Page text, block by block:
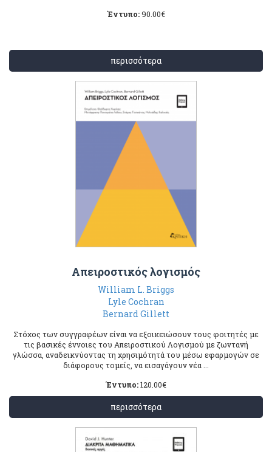
Έντυπο:90.00€
περισσότερα
Απειροστικός λογισμός
William L. Briggs
Lyle Cochran
Bernard Gillett
Στόχος των συγγραφέων είναι να εξοικειώσουν τους φοιτητές με
τις βασικές έννοιες του Απειροστικού Λογισμού με ζωντανή
γλώσσα, αναδεικνύοντας τη χρησιμότητά του μέσω εφαρμογών σε
διάφορους τομείς, να εισαγάγουν νέα ...
Έντυπο:120.00€
περισσότερα